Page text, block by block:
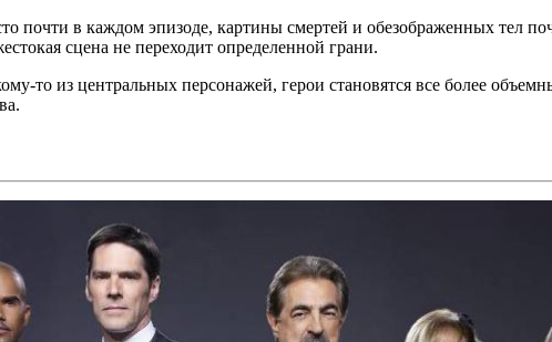
почти в каждом эпизоде, картины смертей и обезображенных тел
сцена не переходит определенной грани.
то из центральных персонажей, герои становятся все более